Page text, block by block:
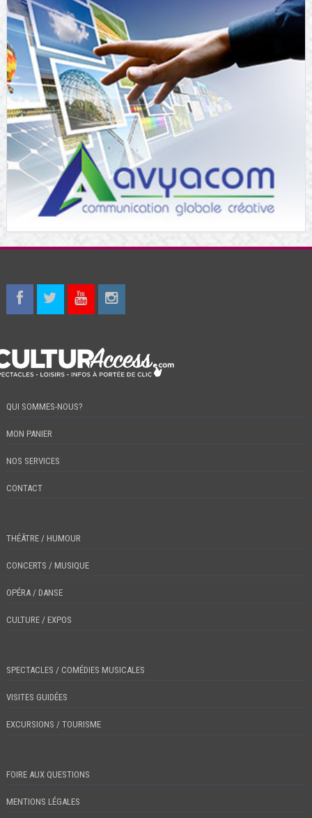
QUI SOMMES-NOUS?
MON PANIER
NOS SERVICES
CONTACT
THÉÂTRE / HUMOUR
CONCERTS / MUSIQUE
OPÉRA / DANSE
CULTURE / EXPOS
SPECTACLES / COMÉDIES MUSICALES
VISITES GUIDÉES
EXCURSIONS / TOURISME
FOIRE AUX QUESTIONS
MENTIONS LÉGALES